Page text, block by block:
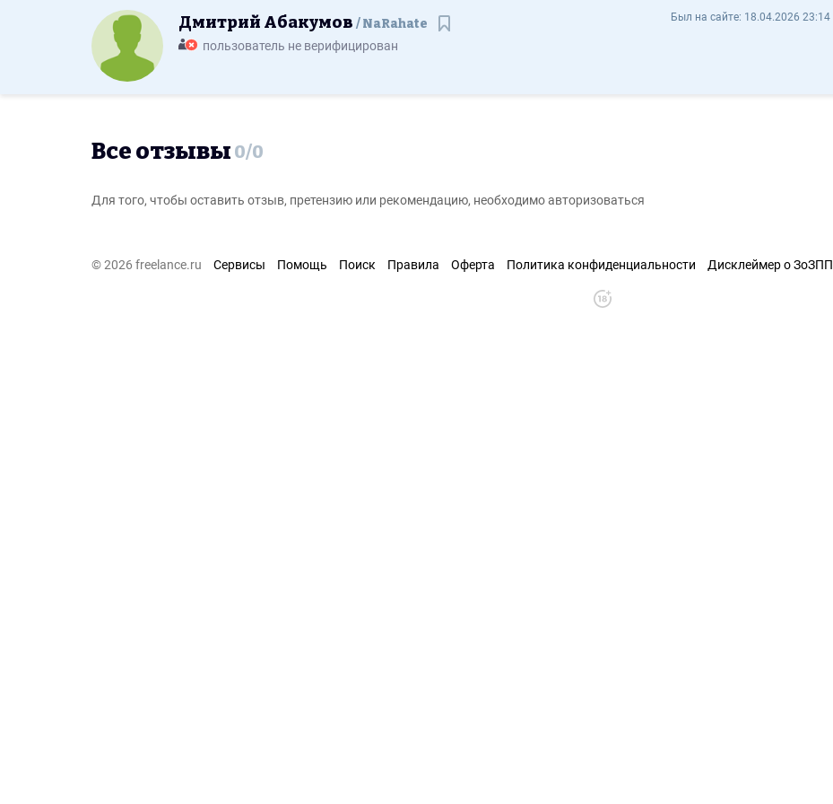
Дмитрий Абакумов NaRahate - Отзывы
Был на сайте: 18.04.2026 23:14
Дмитрий Абакумов NaRahate
пользователь не верифицирован
Все отзывы 0/0
Для того, чтобы оставить отзыв, претензию или рекомендацию, необходимо авторизоваться
© 2026 freelance.ru Сервисы Помощь Поиск Правила Оферта Политика конфиденциальности Дисклеймер о ЗоЗПП